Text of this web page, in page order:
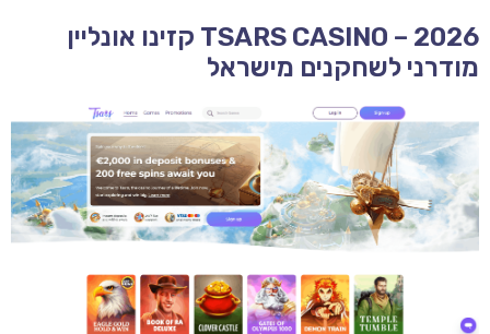
TSARS CASINO – 2026 קזינו אונליין
מודרני לשחקנים מישראל